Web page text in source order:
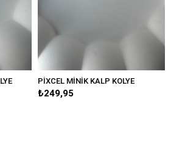
PİXCEL MİNİK KALP KOLYE MİNİMAL